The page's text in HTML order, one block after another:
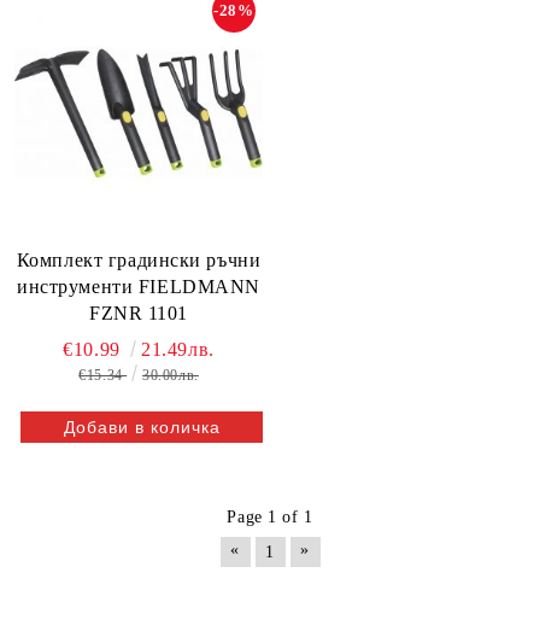
Комплект градински ръчни
инструменти FIELDMANN
FZNR 1101
-28%
€10.99 21.49лв.
€15.34 30.00лв.
Page 1 of 1
«
1 »